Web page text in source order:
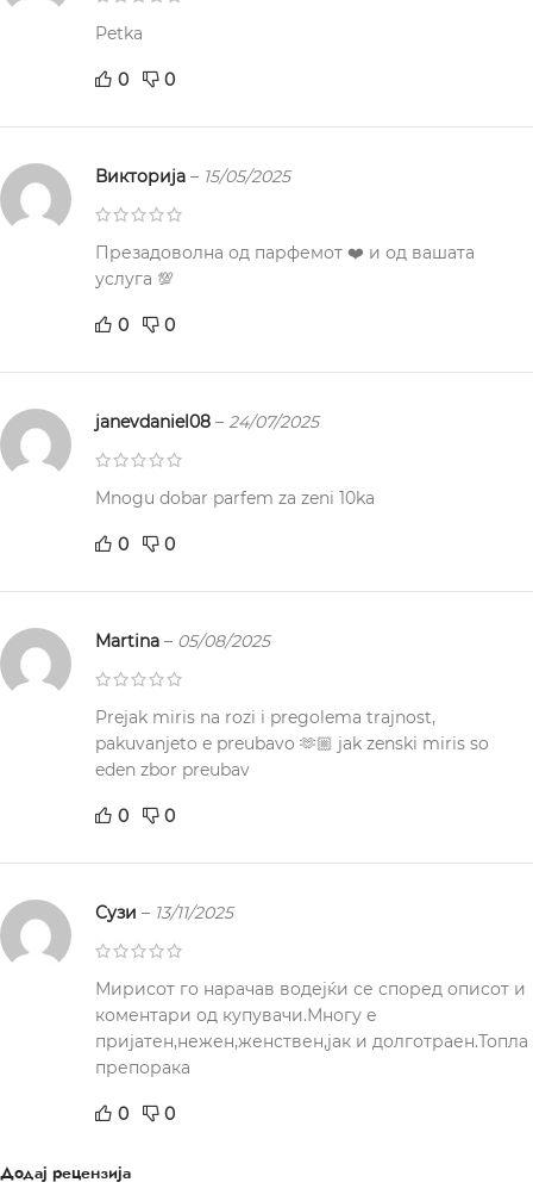
Petka
0 0
Викторија – 15/05/2025
Презадоволна од парфемот ❤️ и од вашата
услуга 💯
0 0
janevdaniel08 – 24/07/2025
Mnogu dobar parfem za zeni 10ka
0 0
Martina – 05/08/2025
Prejak miris na rozi i pregolema trajnost,
pakuvanjeto e preubavo 🫶🏼 jak zenski miris so
eden zbor preubav
0 0
Сузи – 13/11/2025
Мирисот го нарачав водејќи се според описот и
коментари од купувачи.Многу е
пријатен,нежен,женствен,јак и долготраен.Топла
препорака
0 0
Додај рецензија